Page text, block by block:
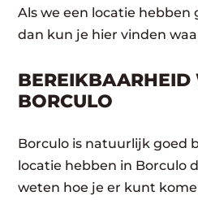
Als we een locatie hebben
dan kun je hier vinden
BEREIKBAARHEID
BORCULO
Borculo is natuurlijk goed
locatie hebben in Borculo
weten hoe je er kunt